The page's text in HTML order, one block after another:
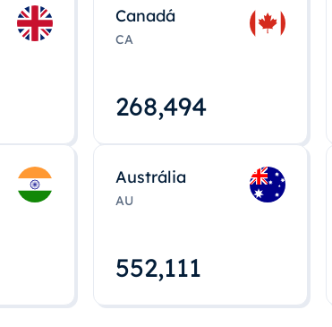
Canadá
CA
268,495
Austrália
AU
552,112